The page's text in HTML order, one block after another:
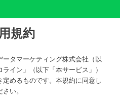
規約
タマーケティング株式会社（以
イン」（以下「本サービス」）
めるものです。本規約に同意し
い。